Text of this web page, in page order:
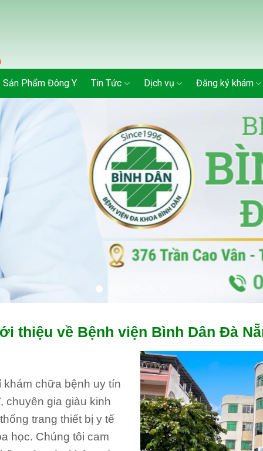
Sản Phẩm Đông Y Tin Tức Dịch vụ Đăng ký khám
thiệu về Bệnh viện Bình Dân Đà
chữa bệnh uy tín
chuyên gia giàu kinh
trang thiết bị y tế
học. Chúng tôi cam